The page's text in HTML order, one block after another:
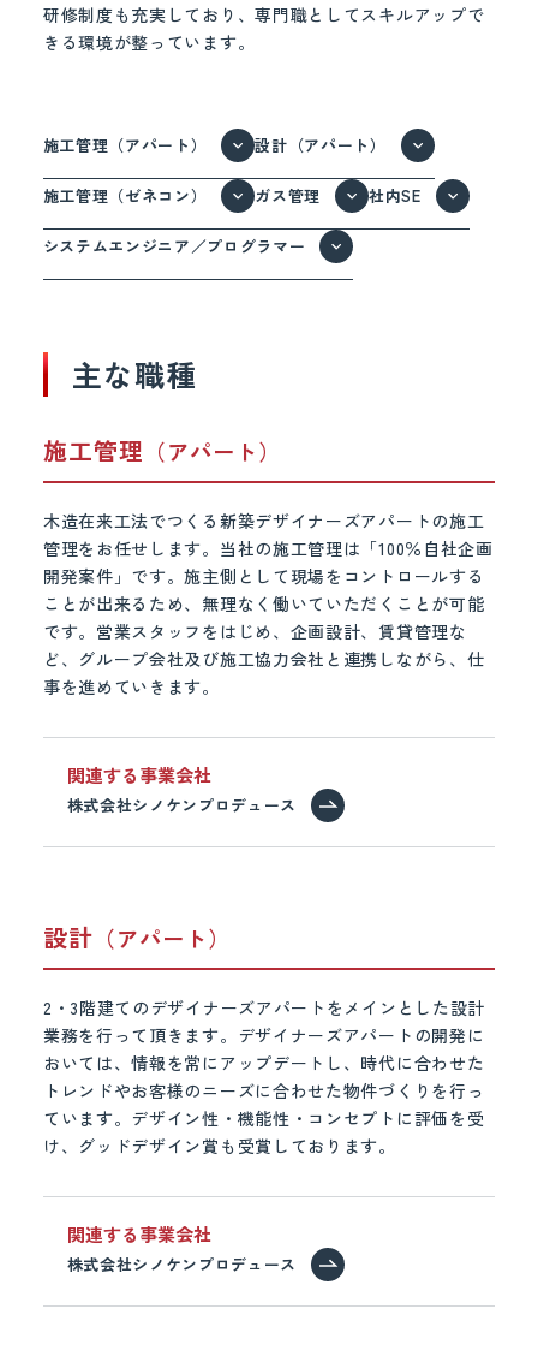
研修制度も充実しており、専門職としてスキルアップで
きる環境が整っています。
施工管理（アパート） 設計（アパート）
施工管理（ゼネコン） ガス管理 社内SE
システムエンジニア／プログラマー
主な職種
施工管理 （アパート）
木造在来工法でつくる新築デザイナーズアパートの施工
管理をお任せします。当社の施工管理は「100％自社企画
開発案件」です。施主側として現場をコントロールする
ことが出来るため、無理なく働いていただくことが可能
です。営業スタッフをはじめ、企画設計、賃貸管理な
ど、グループ会社及び施工協力会社と連携しながら、仕
事を進めていきます。
関連する事業会社
株式会社シノケンプロデュース
設計 （アパート）
2・3階建てのデザイナーズアパートをメインとした設計
業務を行って頂きます。デザイナーズアパートの開発に
おいては、情報を常にアップデートし、時代に合わせた
トレンドやお客様のニーズに合わせた物件づくりを行っ
ています。デザイン性・機能性・コンセプトに評価を受
け、グッドデザイン賞も受賞しております。
関連する事業会社
株式会社シノケンプロデュース